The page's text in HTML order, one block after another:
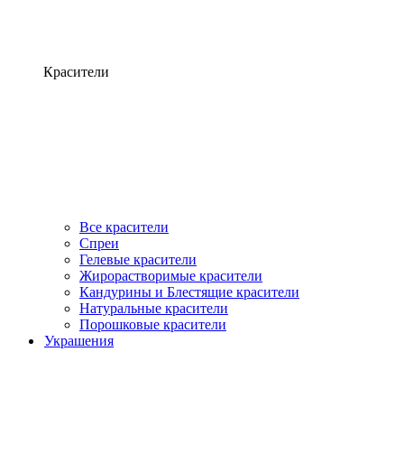
Красители
Все красители
Спреи
Гелевые красители
Жирорастворимые красители
Кандурины и Блестящие красители
Натуральные красители
Порошковые красители
Украшения